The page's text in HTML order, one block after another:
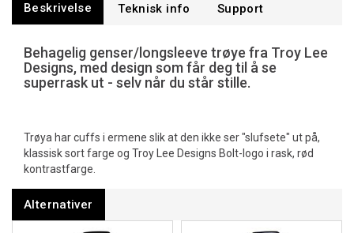
Beskrivelse Teknisk info Support
Behagelig genser/longsleeve trøye fra Troy Lee
Designs, med design som får deg til å se
superrask ut - selv når du står stille.
Trøya har cuffs i ermene slik at den ikke ser "slufsete" ut på,
klassisk sort farge og Troy Lee Designs Bolt-logo i rask, rød
kontrastfarge.
Alternativer